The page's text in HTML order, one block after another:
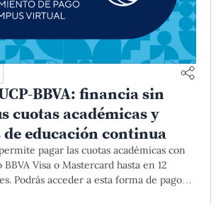
BBVA: financia sin
cuotas académicas y
educación continua
pagar las cuotas académicas con
Visa o Mastercard hasta en 12
Podrás acceder a esta forma de pago
del 2026 para pregrado y posgrado,